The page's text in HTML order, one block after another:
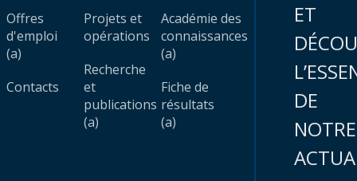
Offres
d'emploi
(a)
Contacts
Projets et
opérations
Recherche
et
publications
(a)
Académie des
connaissances
(a)
Fiche de
résultats
(a)
ET
DE
NOTRE